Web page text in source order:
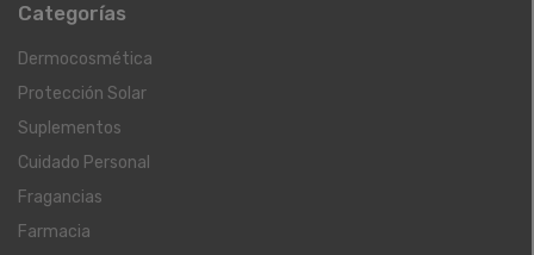
Categorías
Dermocosmética
Protección Solar
Suplementos
Cuidado Personal
Fragancias
Farmacia